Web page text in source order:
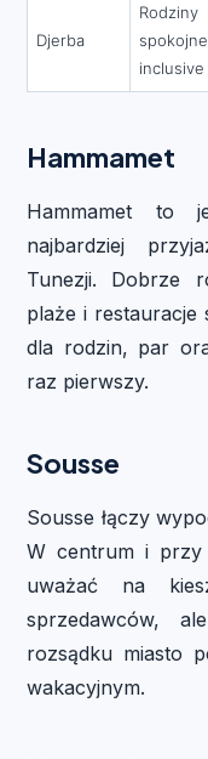
Djerba
inclusive
Hammamet
Hammamet to
najbardziej
Tunezji. Dobrze
plaże i
dla rodzin, par
raz pierwszy.
Sousse
Sousse łączy
W centrum i przy
uważać na
sprzedawców,
rozsądku miasto
wakacyjnym.